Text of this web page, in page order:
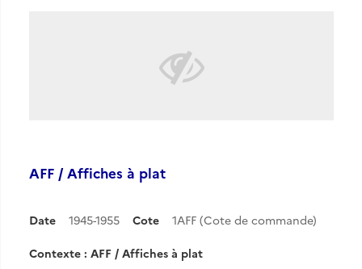
AFF / Affiches à plat
Date 1945-1955 Cote 1AFF (Cote de commande)
Contexte : AFF / Affiches à plat